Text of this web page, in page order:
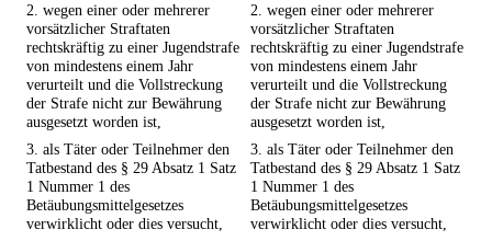
2. wegen einer oder mehrerer
vorsätzlicher Straftaten
rechtskräftig zu einer Jugendstrafe
von mindestens einem Jahr
verurteilt und die Vollstreckung
der Strafe nicht zur Bewährung
ausgesetzt worden ist,
2. wegen einer oder mehrerer
vorsätzlicher Straftaten
rechtskräftig zu einer Jugendstrafe
von mindestens einem Jahr
verurteilt und die Vollstreckung
der Strafe nicht zur Bewährung
ausgesetzt worden ist,
3. als Täter oder Teilnehmer den
Tatbestand des § 29 Absatz 1 Satz
1 Nummer 1 des
Betäubungsmittelgesetzes
verwirklicht oder dies versucht,
3. als Täter oder Teilnehmer den
Tatbestand des § 29 Absatz 1 Satz
1 Nummer 1 des
Betäubungsmittelgesetzes
verwirklicht oder dies versucht,